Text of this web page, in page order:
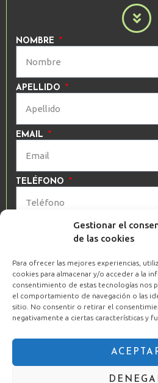
Gestionar el
de las cookies
Para ofrecer las mejores experiencias,
cookies para almacenar y/o acceder a la
consentimiento de estas tecnologías nos
el comportamiento de navegación o las
sitio. No consentir o retirar el
negativamente a ciertas características y
NOMBRE
APELLIDO
EMAIL
TELÉFONO
ACEPTO LAS POLÍTICAS DE
HAZ CLIC Y
MISMO
Esta web no forma parte de Facebook